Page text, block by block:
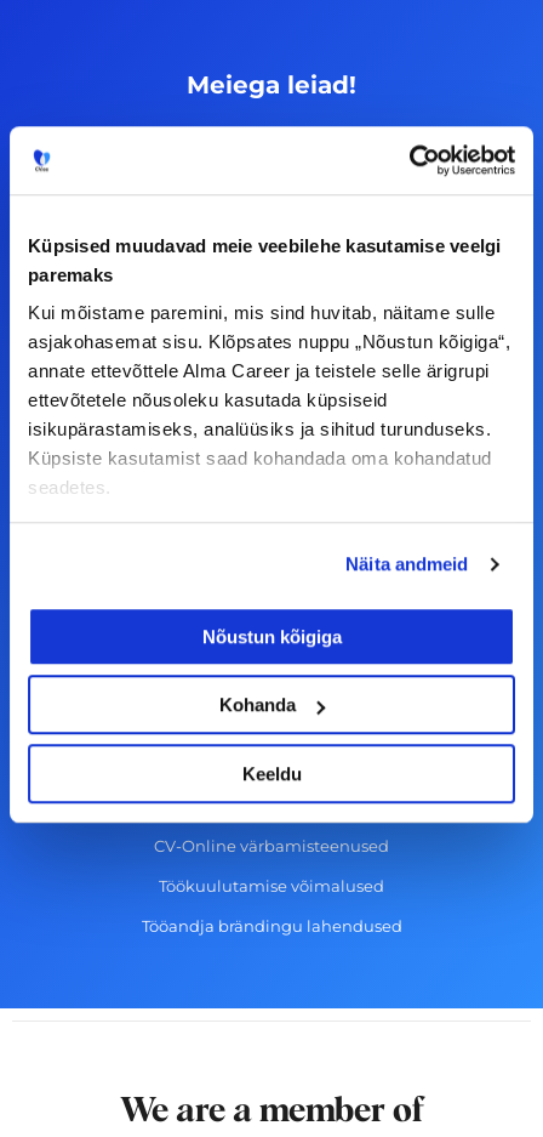
Küpsised muudavad meie veebilehe kasutamise veelgi
paremaks
Kui mõistame paremini, mis sind huvitab, näitame sulle
asjakohasemat sisu. Klõpsates nuppu „Nõustun kõigiga“,
annate ettevõttele Alma Career ja teistele selle ärigrupi
ettevõtetele nõusoleku kasutada küpsiseid
isikupärastamiseks, analüüsiks ja sihitud turunduseks.
Küpsiste kasutamist saad kohandada oma kohandatud
seadetes.
Näita andmeid
Nõustun kõigiga
Kohanda
Keeldu
Meiega leiad!
Tööelublogi.ee lehelt leiad kõik vajaliku, et olla
kursis tööturu uudistega. Kui sul on
teha koostööd, siis võta meiega julgelt ühendust.
F
a
c
e
b
o
-
f
I
n
s
t
a
g
m
L
i
n
k
e
d
Y
o
u
t
u
b
e
© Alma Career Estonia OÜ
Tööotsijale
Kasutustingimused
Tööandjale
Lisa töökuulutus CV.ee lehele
CV-Online värbamisteenused
Töökuulutamise võimalused
Tööandja brändingu lahendused
We are a member of